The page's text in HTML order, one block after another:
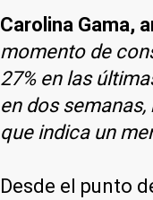
Carolina Gama,
momento de
27% en las
en dos
que indica un
Desde el punto